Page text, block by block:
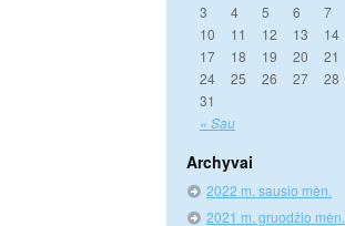
« Sau
3
4 5 6 7
10
11 12 13 14
17
18 19 20 21
24
25 26 27 28
31
Archyvai
2022 m. sausio mėn.
2021 m. gruodžio mėn.